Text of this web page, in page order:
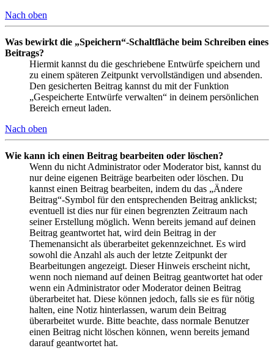
Nach oben
Was bewirkt die „Speichern“-Schaltfläche beim Schreiben eines
Beitrags?
Hiermit kannst du die geschriebene Entwürfe speichern und
zu einem späteren Zeitpunkt vervollständigen und absenden.
Den gesicherten Beitrag kannst du mit der Funktion
„Gespeicherte Entwürfe verwalten“ in deinem persönlichen
Bereich erneut laden.
Nach oben
Wie kann ich einen Beitrag bearbeiten oder löschen?
Wenn du nicht Administrator oder Moderator bist, kannst du
nur deine eigenen Beiträge bearbeiten oder löschen. Du
kannst einen Beitrag bearbeiten, indem du das „Ändere
Beitrag“-Symbol für den entsprechenden Beitrag anklickst;
eventuell ist dies nur für einen begrenzten Zeitraum nach
seiner Erstellung möglich. Wenn bereits jemand auf deinen
Beitrag geantwortet hat, wird dein Beitrag in der
Themenansicht als überarbeitet gekennzeichnet. Es wird
sowohl die Anzahl als auch der letzte Zeitpunkt der
Bearbeitungen angezeigt. Dieser Hinweis erscheint nicht,
wenn noch niemand auf deinen Beitrag geantwortet hat oder
wenn ein Administrator oder Moderator deinen Beitrag
überarbeitet hat. Diese können jedoch, falls sie es für nötig
halten, eine Notiz hinterlassen, warum dein Beitrag
überarbeitet wurde. Bitte beachte, dass normale Benutzer
einen Beitrag nicht löschen können, wenn bereits jemand
darauf geantwortet hat.